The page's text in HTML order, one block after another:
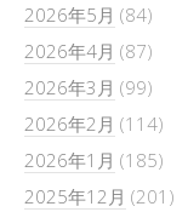
2026年5月 (84)
2026年4月 (87)
2026年3月 (99)
2026年2月 (114)
2026年1月 (185)
2025年12月 (201)